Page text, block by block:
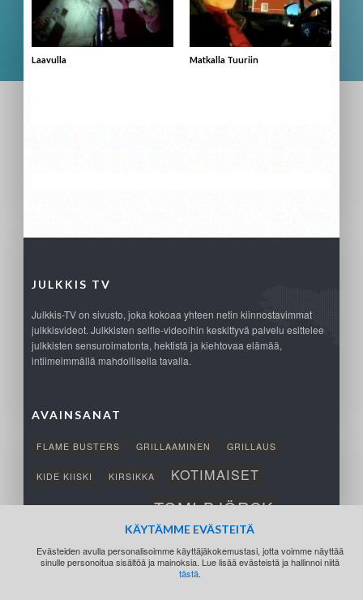
Laavulla Matkalla Tuuriin
JULKKIS TV
Julkkis-TV on sivusto, joka kokoaa yhteen netin kiinnostavimmat
julkkisvideot. Julkkisten selfie-videoihin keskittyvä palvelu esittelee
julkkisten sensuroimatonta, hektistä ja kiehtovaa elämää,
intiimeimmällä mahdollisella tavalla.
AVAINSANAT
FLAME BUSTERS GRILLAAMINEN GRILLAUS
KIDE KIISKI KIRSIKKA KOTIMAISET
TOMI BJÖRCK
KÄYTÄMME EVÄSTEITÄ
Evästeiden avulla personalisoimme käyttäjäkokemustasi, jotta voimme näyttää
sinulle personoitua sisältöä ja mainoksia. Lue lisää evästeistä ja hallinnoi niitä
tästä.